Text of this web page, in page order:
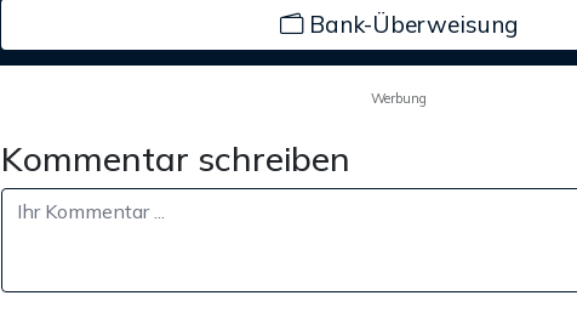
Bank-Überweisung
Werbung
Kommentar schreiben